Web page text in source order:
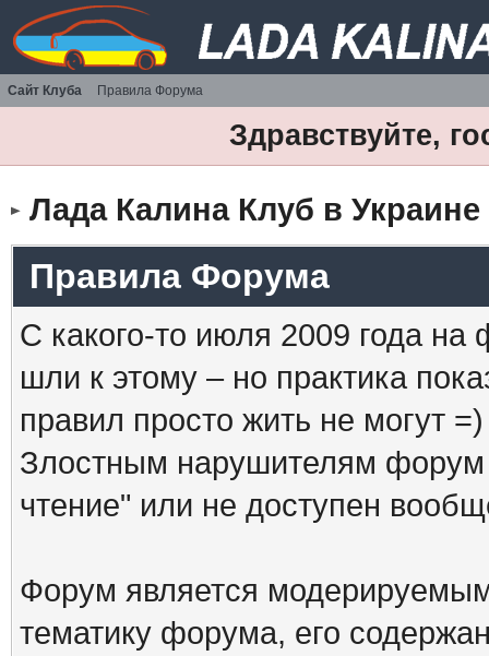
Сайт Клуба Правила Форума
Здравствуйте,
Лада Калина Клуб в Украине
Правила Форума
С какого-то июля 2009 года
шли к этому – но практика
правил просто жить не могут =)
Злостным нарушителям форум
чтение" или не доступен
Форум является
тематику форума, его